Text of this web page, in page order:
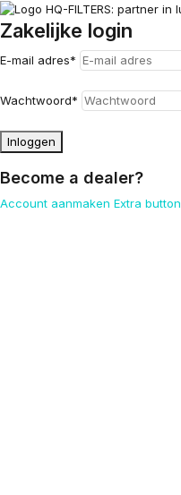
Zakelijke login
E-mail adres*
Wachtwoord*
Inloggen
Become a dealer?
Account aanmaken Extra button